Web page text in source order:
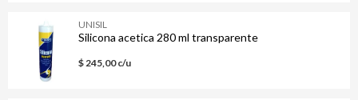
UNISIL
Silicona acetica 280 ml transparente
$ 245,00 c/u